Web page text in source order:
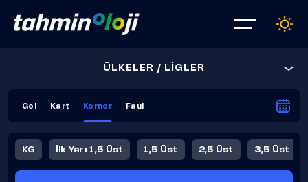
ÜLKELER / LİGLER
Gol Kart Korner Faul
KG İlk Yarı 1,5 Üst 1,5 Üst 2,5 Üst 3,5 Üst